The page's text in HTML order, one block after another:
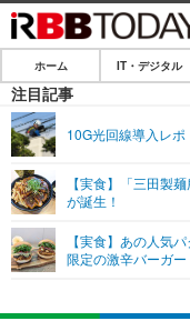
ホーム
IT・デジタル
ネタ
ショッピング
SPEED TEST
エンタメ
エンタメTOP
ライフ
ライフTOP
リリース一覧
ホーム IT・デジタル
注目記事
10G光回線導入レポ
【実食】「三田製
が誕生！
【実食】あの人気
限定の激辛バーガー